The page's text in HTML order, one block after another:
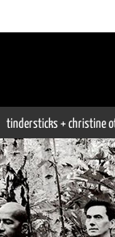
tindersticks + christine